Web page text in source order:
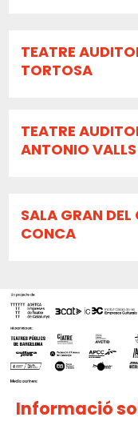
TEATRE
TORTOSA
TEATRE
ANTONIO
SALA GRAN DEL
CONCA
Informació